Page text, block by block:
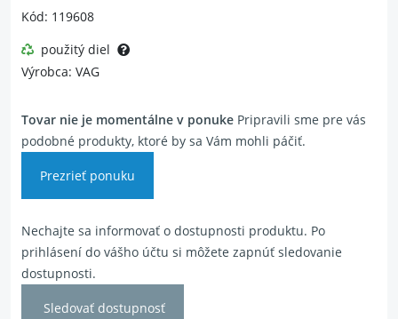
Kód: 119608
použitý diel
Výrobca: VAG
Tovar nie je momentálne v ponuke Pripravili sme pre vás
podobné produkty, ktoré by sa Vám mohli páčiť.
Prezrieť ponuku
Nechajte sa informovať o dostupnosti produktu. Po
prihlásení do vášho účtu si môžete zapnúť sledovanie
dostupnosti.
Sledovať dostupnosť